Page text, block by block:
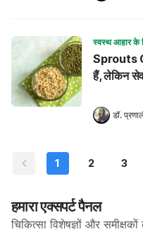
स्वस्थ आहार के
Sprouts
हैं, लेकिन
डॉ.
1 2 3
हमारा एक्सपर्ट पैनल
चिकित्सा विशेषज्ञों और